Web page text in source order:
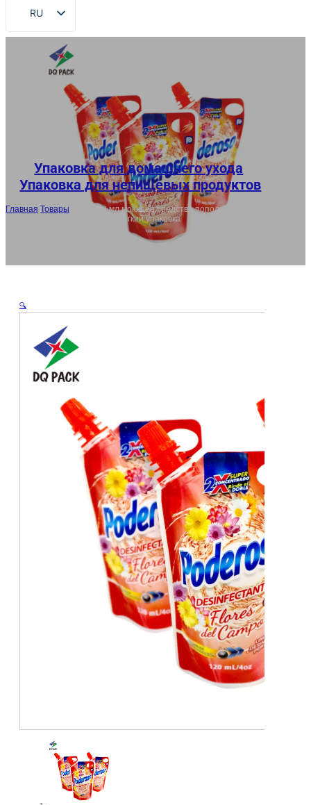
RU
EN
Упаковка для домашнего ухода
Упаковка для непищевых продуктов
Главная Товары
OEM 120 мл моющее средство пополнения носик
пакет завод, многоразовые, легкий упаковка
🔍